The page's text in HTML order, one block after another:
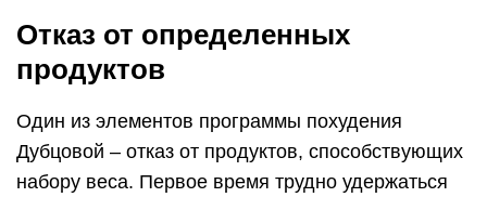
Отказ от определенных
продуктов
Один из элементов программы похудения
Дубцовой – отказ от продуктов, способствующих
набору веса. Первое время трудно удержаться